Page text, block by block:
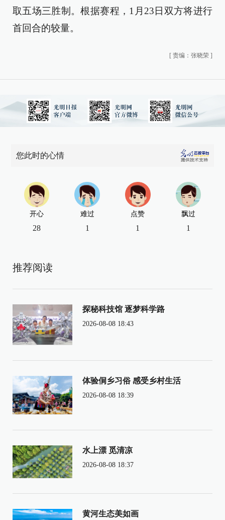
取五场三胜制。根据赛程，1月23日双方将进行
首回合的较量。
[ 责编：张晓荣 ]
您此时的心情
开心
28
难过
1
点赞
1
飘过
1
推荐阅读
探秘科技馆 逐梦科学路
2026-08-08 18:43
体验侗乡习俗 感受乡村生活
2026-08-08 18:39
水上漂 觅清凉
2026-08-08 18:37
黄河生态美如画